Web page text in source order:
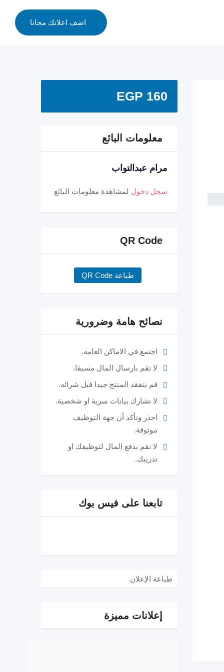
اضف اعلانك مجانا
EGP 160
معلومات البائع
مرام عبدالتواب
سجل دخول لمشاهدة معلومات البائع
QR Code
طباعة QR Code
نصائح هامة وضرورية
اجتمع في الاماكن العامه.
لا تقم بارسال المال مسبقا.
قم بتفقد المنتج جيدا قبل شرائه.
لا تشارك بيانات سرية او شخصية.
احذر وتأكد أن جهة التوظيف
موثوقة.
لا تقم بدفع المال لتوظيفك او
تدريبك.
تابعنا على فيس بوك
طباعة الإعلان
إعلانات مميزة